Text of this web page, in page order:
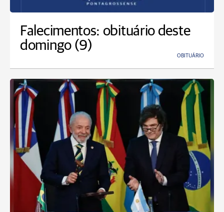
Falecimentos: obituário deste
domingo (9)
OBITUÁRIO